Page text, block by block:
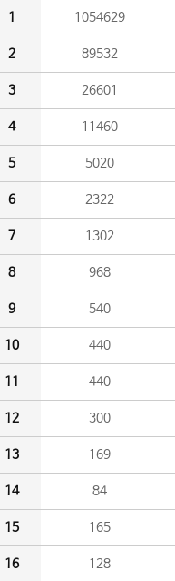
1 1054629
2 89532
3 26601
4 11460
5 5020
6 2322
7 1302
8 968
9 540
10 440
11 440
12 300
13 169
14 84
15 165
16 128